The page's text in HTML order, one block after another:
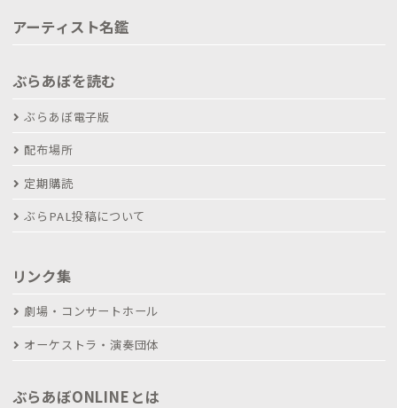
アーティスト名鑑
ぶらあぼを読む
ぶらあぼ電子版
配布場所
定期購読
ぶらPAL投稿について
リンク集
劇場・コンサートホール
オーケストラ・演奏団体
ぶらあぼONLINEとは